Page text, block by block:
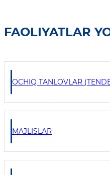
FAOLIYATLAR
OCHIQ TANLOVLAR
MAJLISLAR